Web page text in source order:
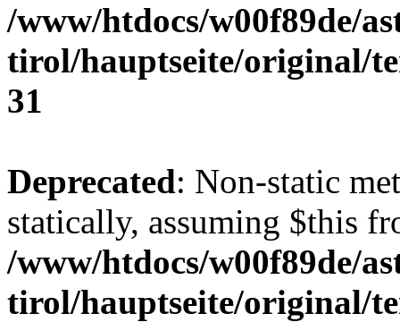
/www/htdocs/w00f89de/
tirol/hauptseite/original/
31
Deprecated: Non-static
statically, assuming $this
/www/htdocs/w00f89de/
tirol/hauptseite/original/